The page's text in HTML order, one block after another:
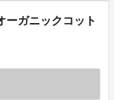
ーガニックコット